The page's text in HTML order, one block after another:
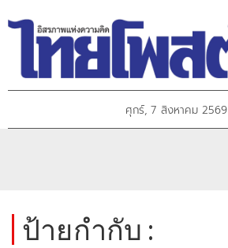
ศุกร์, 7 สิงหาคม 2569
ป้ายกำกับ :